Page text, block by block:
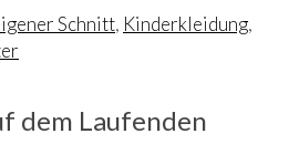
Schnitt, Kinderkleidung,
dem Laufenden